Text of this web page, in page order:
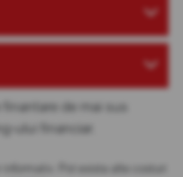
finantare de mai sus
ului financiar.
Pot exista alte costuri